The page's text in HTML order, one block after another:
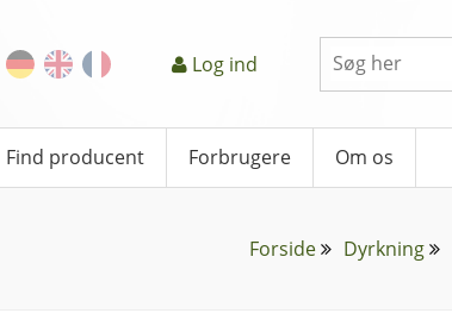
Log ind
Find producent Forbrugere Om os
Forside Dyrkning